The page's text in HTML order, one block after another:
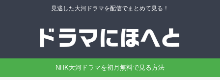
見逃した大河ドラマを配信でまとめて見る！
NHK大河ドラマを初月無料で見る方法